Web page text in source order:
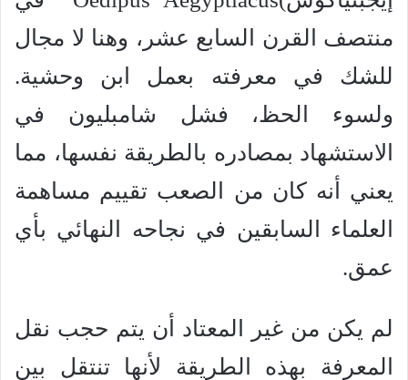
منتصف القرن السابع عشر، وهنا لا مجال
للشك في معرفته بعمل ابن وحشية.
ولسوء الحظ، فشل شامبليون في
الاستشهاد بمصادره بالطريقة نفسها، مما
يعني أنه كان من الصعب تقييم مساهمة
العلماء السابقين في نجاحه النهائي بأي
عمق.
لم يكن من غير المعتاد أن يتم حجب نقل
المعرفة بهذه الطريقة لأنها تنتقل بين